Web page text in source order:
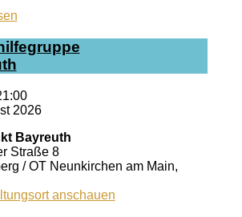
2026
Bayreuth
Straße 8
/ OT Neunkirchen am Main,
anschauen